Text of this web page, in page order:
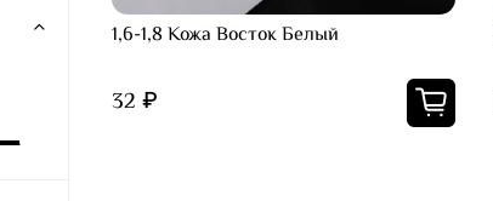
1,6-1,8 Кожа Восток Белый
32 ₽